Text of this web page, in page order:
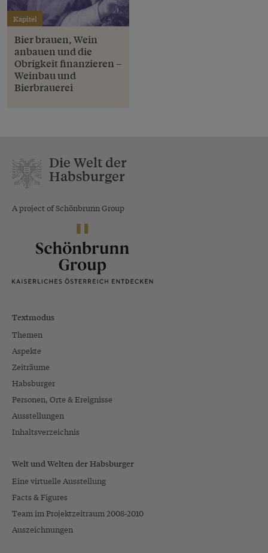
Kapitel
Bier brauen, Wein
anbauen und die
Obrigkeit finanzieren –
Weinbau und
Bierbrauerei
Die Welt der
Habsburger
A project of Schönbrunn Group
Textmodus
Themen
Aspekte
Zeiträume
Habsburger
Personen, Orte & Ereignisse
Ausstellungen
Inhaltsverzeichnis
Welt und Welten der Habsburger
Eine virtuelle Ausstellung
Facts & Figures
Team im Projektzeitraum 2008-2010
Auszeichnungen